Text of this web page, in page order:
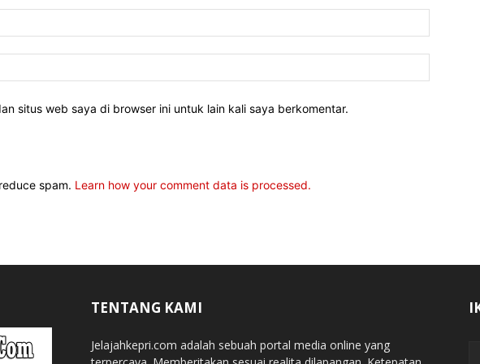
situs web saya di browser ini untuk lain kali saya berkomentar.
spam. Learn how your comment data is processed.
TENTANG KAMI
Jelajahkepri.com adalah sebuah portal media online yang